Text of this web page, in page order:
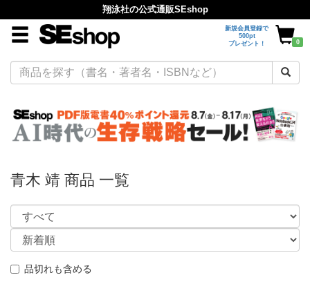
翔泳社の公式通販SEshop
新規会員登録で
500pt
プレゼント！
0
青木 靖 商品 一覧
品切れも含める